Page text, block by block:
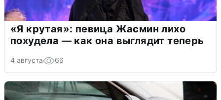
«Я крутая»: певица Жасмин лихо
похудела — как она выглядит теперь
4 августа 66